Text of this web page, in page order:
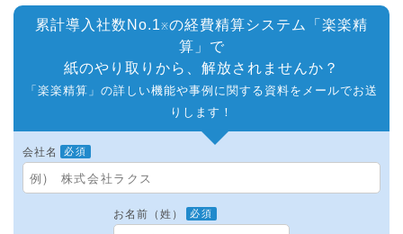
累計導入社数No.1※の経費精算システム「楽楽精
算」で
紙のやり取りから、解放されませんか？
「楽楽精算」の詳しい機能や事例に関する資料をメールでお送
りします！
会社名 必須
お名前（姓） 必須